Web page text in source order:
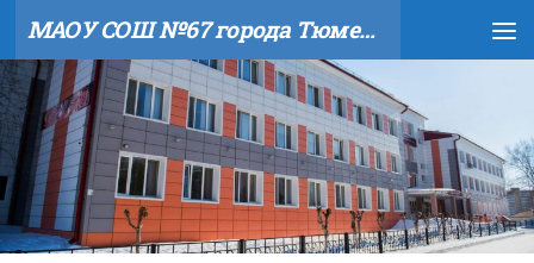
Skip to content МАОУ СОШ №67 города Тюмени